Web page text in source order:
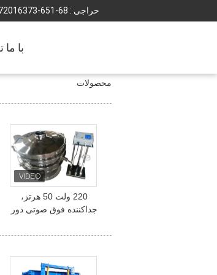
حراجی : 156-37361027
با
محصولات
220 ولت 50 هرتز،
جداکننده فوق صوتی دور